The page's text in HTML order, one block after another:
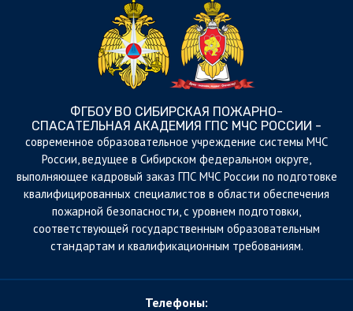
ФГБОУ ВО СИБИРСКАЯ ПОЖАРНО-
СПАСАТЕЛЬНАЯ АКАДЕМИЯ ГПС МЧС РОССИИ -
cовременное образовательное учреждение системы МЧС
России, ведущее в Сибирском федеральном округе,
выполняющее кадровый заказ ГПС МЧС России по подготовке
квалифицированных специалистов в области обеспечения
пожарной безопасности, с уровнем подготовки,
соответствующей государственным образовательным
стандартам и квалификационным требованиям.
Телефоны: